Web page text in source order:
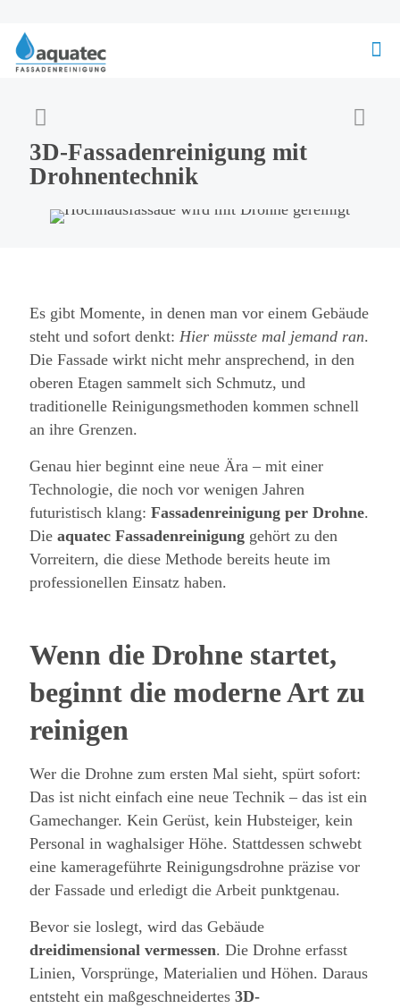
3D-Fassadenreinigung mit
Drohnentechnik
Es gibt Momente, in denen man vor einem Gebäude
steht und sofort denkt: Hier müsste mal jemand ran.
Die Fassade wirkt nicht mehr ansprechend, in den
oberen Etagen sammelt sich Schmutz, und
traditionelle Reinigungsmethoden kommen schnell
an ihre Grenzen.
Genau hier beginnt eine neue Ära – mit einer
Technologie, die noch vor wenigen Jahren
futuristisch klang: Fassadenreinigung per Drohne.
Die aquatec Fassadenreinigung gehört zu den
Vorreitern, die diese Methode bereits heute im
professionellen Einsatz haben.
Wenn die Drohne startet,
beginnt die moderne Art zu
reinigen
Wer die Drohne zum ersten Mal sieht, spürt sofort:
Das ist nicht einfach eine neue Technik – das ist ein
Gamechanger. Kein Gerüst, kein Hubsteiger, kein
Personal in waghalsiger Höhe. Stattdessen schwebt
eine kamerageführte Reinigungsdrohne präzise vor
der Fassade und erledigt die Arbeit punktgenau.
Bevor sie loslegt, wird das Gebäude
dreidimensional vermessen. Die Drohne erfasst
Linien, Vorsprünge, Materialien und Höhen. Daraus
entsteht ein maßgeschneidertes 3D-